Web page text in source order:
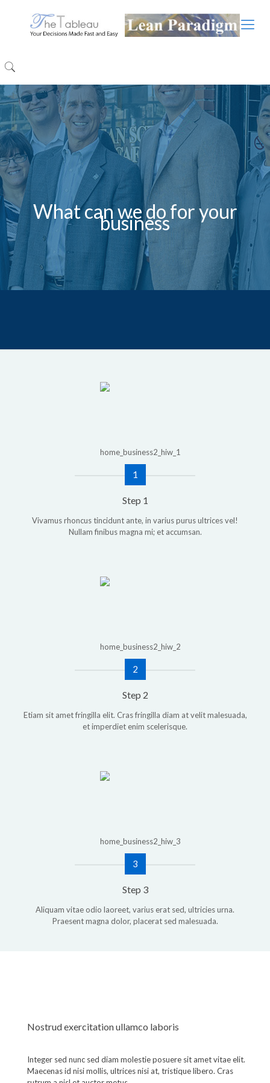
What can we do for your
business
1
Step 1
Vivamus rhoncus tincidunt ante, in varius purus ultrices vel!
Nullam finibus magna mi; et accumsan.
2
Step 2
Etiam sit amet fringilla elit. Cras fringilla diam at velit malesuada,
et imperdiet enim scelerisque.
3
Step 3
Aliquam vitae odio laoreet, varius erat sed, ultricies urna.
Praesent magna dolor, placerat sed malesuada.
Nostrud exercitation ullamco laboris
Integer sed nunc sed diam molestie posuere sit amet vitae elit.
Maecenas id nisi mollis, ultrices nisi at, tristique libero. Cras